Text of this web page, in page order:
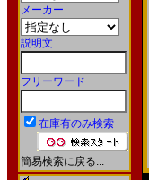
メーカー
説明文
フリーワード
在庫有のみ検索
簡易検索に戻る...